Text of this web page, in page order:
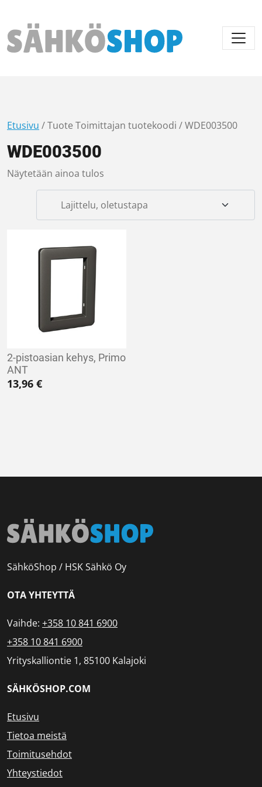
Päävalikko
Etusivu / Tuote Toimittajan tuotekoodi / WDE003500
WDE003500
Näytetään ainoa tulos
2-pistoasian kehys, Primo
ANT
13,96 €
SähköShop / HSK Sähkö Oy
OTA YHTEYTTÄ
Vaihde: +358 10 841 6900
+358 10 841 6900
Yrityskalliontie 1, 85100 Kalajoki
SÄHKÖSHOP.COM
Etusivu
Tietoa meistä
Toimitusehdot
Yhteystiedot